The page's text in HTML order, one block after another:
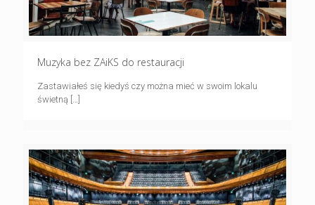
Muzyka bez ZAiKS do restauracji
Zastawiałeś się kiedyś czy można mieć w swoim lokalu
świetną […]